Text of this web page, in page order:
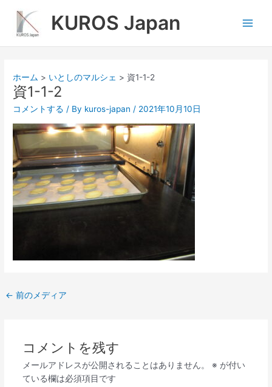
ス
KUROS Japan
ホーム いとしのマルシェ 資1-1-2
資1-1-2
コメントする / By kuros-japan / 2021年10月10日
← 前のメディア
コメントを残す
メールアドレスが公開されることはありません。 ※ が付い
ている欄は必須項目です